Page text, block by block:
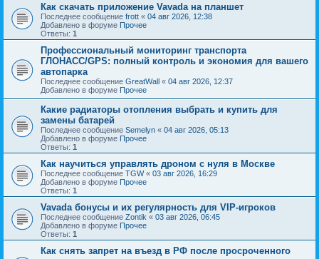
Как скачать приложение Vavada на планшет
Последнее сообщение frott « 04 авг 2026, 12:38
Добавлено в форуме Прочее
Ответы: 1
Профессиональный мониторинг транспорта
ГЛОНАСС/GPS: полный контроль и экономия для вашего
автопарка
Последнее сообщение GreatWall « 04 авг 2026, 12:37
Добавлено в форуме Прочее
Какие радиаторы отопления выбрать и купить для
замены батарей
Последнее сообщение Semelyn « 04 авг 2026, 05:13
Добавлено в форуме Прочее
Ответы: 1
Как научиться управлять дроном с нуля в Москве
Последнее сообщение TGW« 03 авг 2026, 16:29
Добавлено в форуме Прочее
Ответы: 1
Vavada бонусы и их регулярность для VIP-игроков
Последнее сообщение Zontik « 03 авг 2026, 06:45
Добавлено в форуме Прочее
Ответы: 1
Как снять запрет на въезд в РФ после просроченного